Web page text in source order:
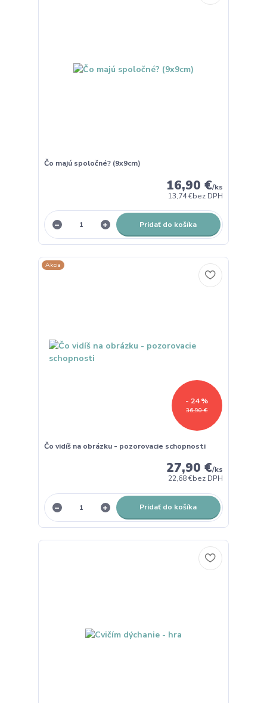
Čo majú spoločné? (9x9cm)
16,90 €/ks
13,74 €bez DPH
Pridať do košíka
Akcia
36,90 €
- 24 %
Čo vidíš na obrázku - pozorovacie schopnosti
27,90 €/ks
22,68 €bez DPH
Pridať do košíka